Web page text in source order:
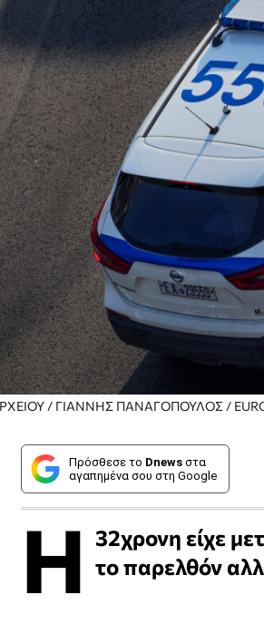
/ ΓΙΑΝΝΗΣ ΠΑΝΑΓΟΠΟΥΛΟΣ /
Πρόσθεσε το Dnews στα
αγαπημένα σου στη Google
Η 32χρονη είχε
το παρελθόν